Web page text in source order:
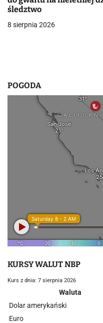
u
śledztwo
8 sierpnia 2026
POGODA
KURSY WALUT NBP
Kurs z dnia: 7 sierpnia 2026
Waluta
Dolar amerykański
Euro